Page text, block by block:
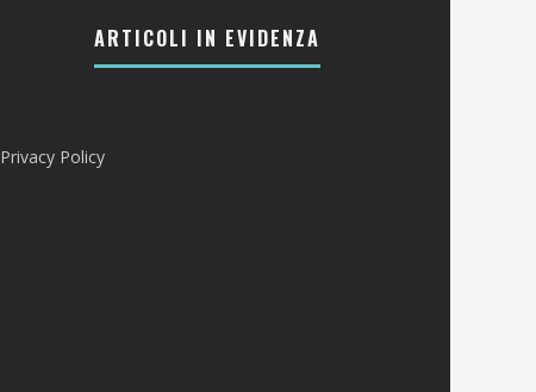
ARTICOLI IN EVIDENZA
Privacy Policy